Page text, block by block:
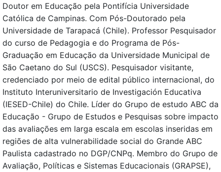
Doutor em Educação pela Pontifícia Universidade
Católica de Campinas. Com Pós-Doutorado pela
Universidade de Tarapacá (Chile). Professor Pesquisador
do curso de Pedagogia e do Programa de Pós-
Graduação em Educação da Universidade Municipal de
São Caetano do Sul (USCS). Pesquisador visitante,
credenciado por meio de edital público internacional, do
Instituto Interuniversitario de Investigación Educativa
(IESED-Chile) do Chile. Líder do Grupo de estudo ABC da
Educação - Grupo de Estudos e Pesquisas sobre impacto
das avaliações em larga escala em escolas inseridas em
regiões de alta vulnerabilidade social do Grande ABC
Paulista cadastrado no DGP/CNPq. Membro do Grupo de
Avaliação, Políticas e Sistemas Educacionais (GRAPSE),